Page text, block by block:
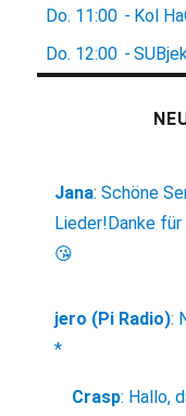
Do. 11:00 - Kol
Do. 12:00 -
Jana:Schöne
Lieder!Danke für
😘
jero (Pi Radio):
*
Crasp: Hallo,